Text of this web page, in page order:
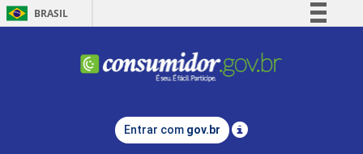
BRASIL
Comunica BR
Legislação
Entrar com gov.br